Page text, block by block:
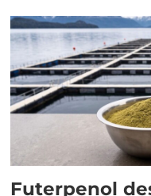
Futerpenol